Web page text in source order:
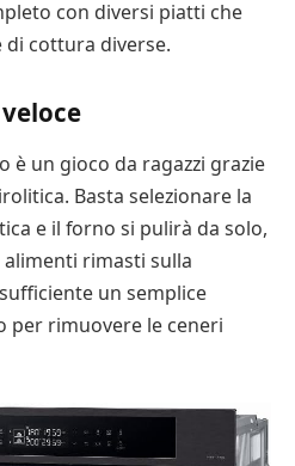
con diversi piatti che
cottura diverse.
è un gioco da ragazzi grazie
Basta selezionare la
e il forno si pulirà da solo,
rimasti sulla
un semplice
per rimuovere le ceneri